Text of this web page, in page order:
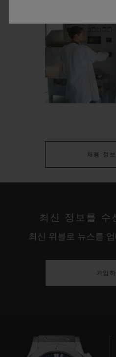
채용 정보
최신 정보를 수
최신 위블로 뉴스를
가입하